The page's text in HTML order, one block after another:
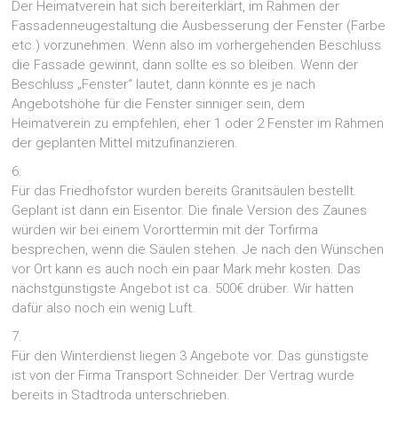
Der Heimatverein hat sich bereiterklärt, im Rahmen der
Fassadenneugestaltung die Ausbesserung der Fenster (Farbe
etc.) vorzunehmen. Wenn also im vorhergehenden Beschluss
die Fassade gewinnt, dann sollte es so bleiben. Wenn der
Beschluss „Fenster“ lautet, dann könnte es je nach
Angebotshöhe für die Fenster sinniger sein, dem
Heimatverein zu empfehlen, eher 1 oder 2 Fenster im Rahmen
der geplanten Mittel mitzufinanzieren.
6.
Für das Friedhofstor wurden bereits Granitsäulen bestellt.
Geplant ist dann ein Eisentor. Die finale Version des Zaunes
würden wir bei einem Vororttermin mit der Torfirma
besprechen, wenn die Säulen stehen. Je nach den Wünschen
vor Ort kann es auch noch ein paar Mark mehr kosten. Das
nächstgünstigste Angebot ist ca. 500€ drüber. Wir hätten
dafür also noch ein wenig Luft.
7.
Für den Winterdienst liegen 3 Angebote vor. Das günstigste
ist von der Firma Transport Schneider. Der Vertrag wurde
bereits in Stadtroda unterschrieben.